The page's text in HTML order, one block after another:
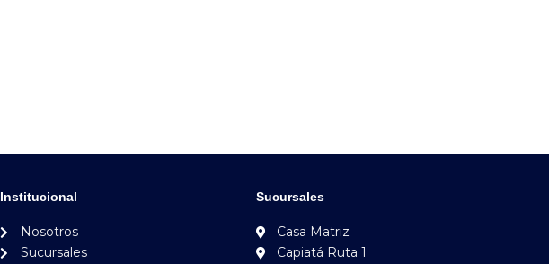
Institucional
Nosotros
Sucursales
Sucursales
Casa Matriz
Capiatá Ruta 1